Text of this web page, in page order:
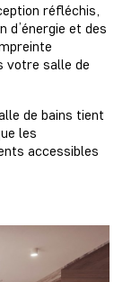
réfléchis,
d’énergie et des
votre salle de
de bains tient
les
accessibles